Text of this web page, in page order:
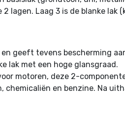
lagen. Laag 3 is de blanke
geeft tevens bescherming
lak met een hoge glansgraad.
motoren, deze 2-
chemicaliën en benzine. Na